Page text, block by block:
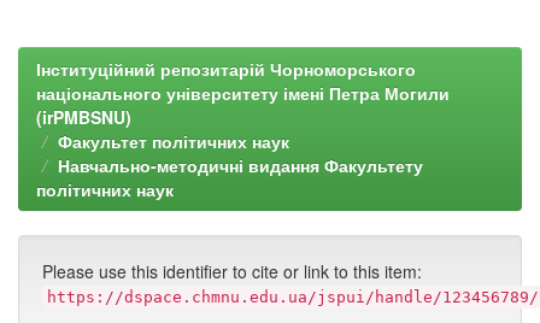
Інституційний репозитарій Чорноморського
національного університету імені Петра Могили
(irPMBSNU)
Факультет політичних наук
Навчально-методичні видання Факультету
політичних наук
Please use this identifier to cite or link to this item:
https://dspace.chmnu.edu.ua/jspui/handle/123456789/